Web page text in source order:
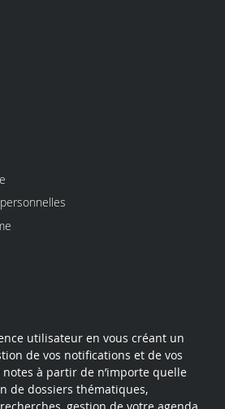
utilisateur en vous créant un
de vos notifications et de vos
à partir de n’importe quelle
de dossiers thématiques,